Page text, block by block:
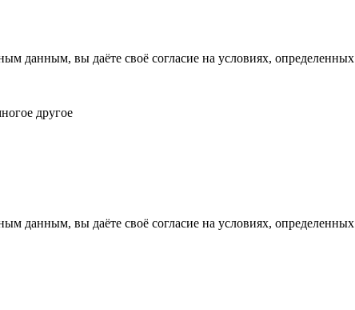
данным, вы даёте своё согласие на условиях, определенных
другое
данным, вы даёте своё согласие на условиях, определенных